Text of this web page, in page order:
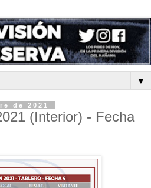
▼
de 2021
(Interior) - Fecha